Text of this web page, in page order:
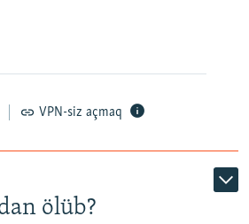
360p 480p
1080p
VPN-siz açmaq
ölüb?